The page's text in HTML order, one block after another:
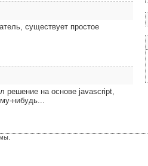
существует простое
решение на основе javascript,
нибудь...